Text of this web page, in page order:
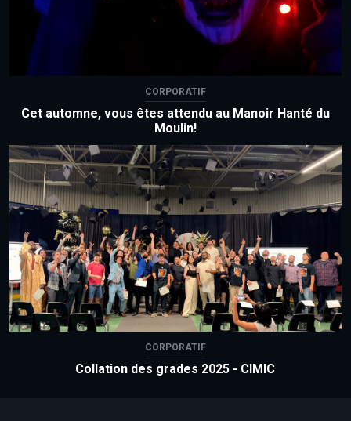
CORPORATIF
Cet automne, vous êtes attendu au Manoir Hanté du
Moulin!
CORPORATIF
Collation des grades 2025 - CIMIC